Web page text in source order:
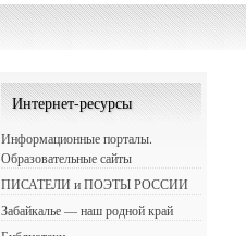
Интернет-ресурсы
Информационные порталы.
Образовательные сайты
ПИСАТЕЛИ и ПОЭТЫ РОССИИ
Забайкалье — наш родной край